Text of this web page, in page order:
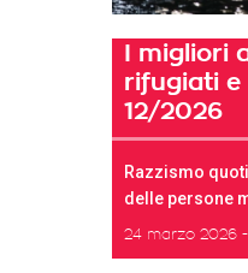
I migliori
rifugiati e
12/2026
Razzismo
delle persone
24 marzo 2026